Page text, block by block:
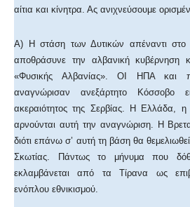
αίτια και κίνητρα. Ας ανιχνεύσουμε
Α) Η στάση των Δυτικών απέναντι στο
αποθράσυνε την αλβανική κυβέρνηση
«Φυσικής Αλβανίας». ΟΙ ΗΠΑ και
αναγνώρισαν ανεξάρτητο Κόσσοβο
ακεραιότητος της Σερβίας. Η Ελλάδα,
αρνούνται αυτή την αναγνώριση. Η
διότι επάνω σ’ αυτή τη βάση θα
Σκωτίας. Πάντως το μήνυμα που
εκλαμβάνεται από τα Τίρανα ως
ενόπλου εθνικισμού.